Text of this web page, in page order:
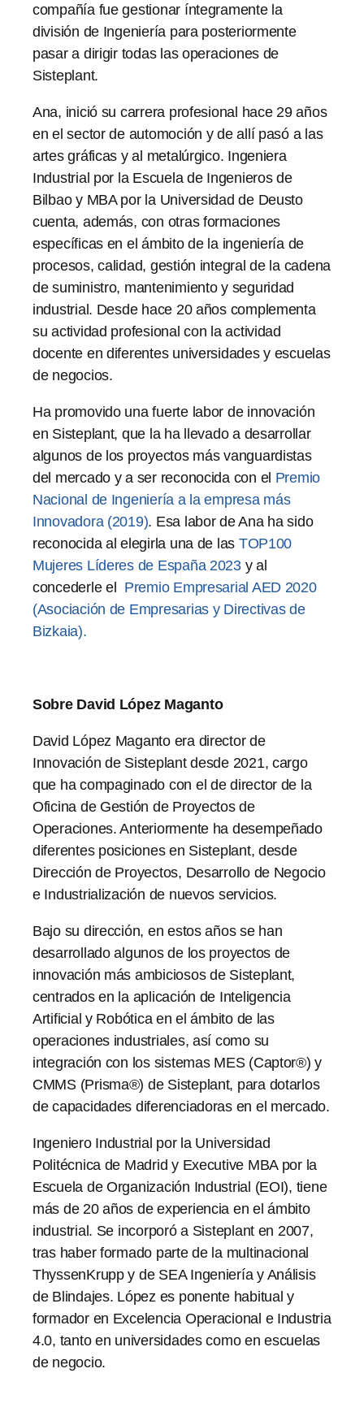
compañía fue gestionar íntegramente la
división de Ingeniería para posteriormente
pasar a dirigir todas las operaciones de
Sisteplant.
Ana, inició su carrera profesional hace 29 años
en el sector de automoción y de allí pasó a las
artes gráficas y al metalúrgico. Ingeniera
Industrial por la Escuela de Ingenieros de
Bilbao y MBA por la Universidad de Deusto
cuenta, además, con otras formaciones
específicas en el ámbito de la ingeniería de
procesos, calidad, gestión integral de la cadena
de suministro, mantenimiento y seguridad
industrial. Desde hace 20 años complementa
su actividad profesional con la actividad
docente en diferentes universidades y escuelas
de negocios.
Ha promovido una fuerte labor de innovación
en Sisteplant, que la ha llevado a desarrollar
algunos de los proyectos más vanguardistas
del mercado y a ser reconocida con el Premio
Nacional de Ingeniería a la empresa más
Innovadora (2019). Esa labor de Ana ha sido
reconocida al elegirla una de las TOP100
Mujeres Líderes de España 2023y al
concederle el Premio Empresarial AED 2020
(Asociación de Empresarias y Directivas de
Bizkaia).
Sobre David López Maganto
David López Maganto era director de
Innovación de Sisteplant desde 2021, cargo
que ha compaginado con el de director de la
Oficina de Gestión de Proyectos de
Operaciones. Anteriormente ha desempeñado
diferentes posiciones en Sisteplant, desde
Dirección de Proyectos, Desarrollo de Negocio
e Industrialización de nuevos servicios.
Bajo su dirección, en estos años se han
desarrollado algunos de los proyectos de
innovación más ambiciosos de Sisteplant,
centrados en la aplicación de Inteligencia
Artificial y Robótica en el ámbito de las
operaciones industriales, así como su
integración con los sistemas MES (Captor®) y
CMMS (Prisma®) de Sisteplant, para dotarlos
de capacidades diferenciadoras en el mercado.
Ingeniero Industrial por la Universidad
Politécnica de Madrid y Executive MBA por la
Escuela de Organización Industrial (EOI), tiene
más de 20 años de experiencia en el ámbito
industrial. Se incorporó a Sisteplant en 2007,
tras haber formado parte de la multinacional
ThyssenKrupp y de SEA Ingeniería y Análisis
de Blindajes. López es ponente habitual y
formador en Excelencia Operacional e Industria
4.0, tanto en universidades como en escuelas
de negocio.